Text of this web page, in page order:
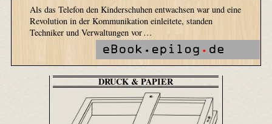
Als das Telefon den Kinderschuhen entwachsen war und eine
Revolution in der Kommunikation einleitete, standen
Techniker und Verwaltungen vor …
DRUCK & PAPIER